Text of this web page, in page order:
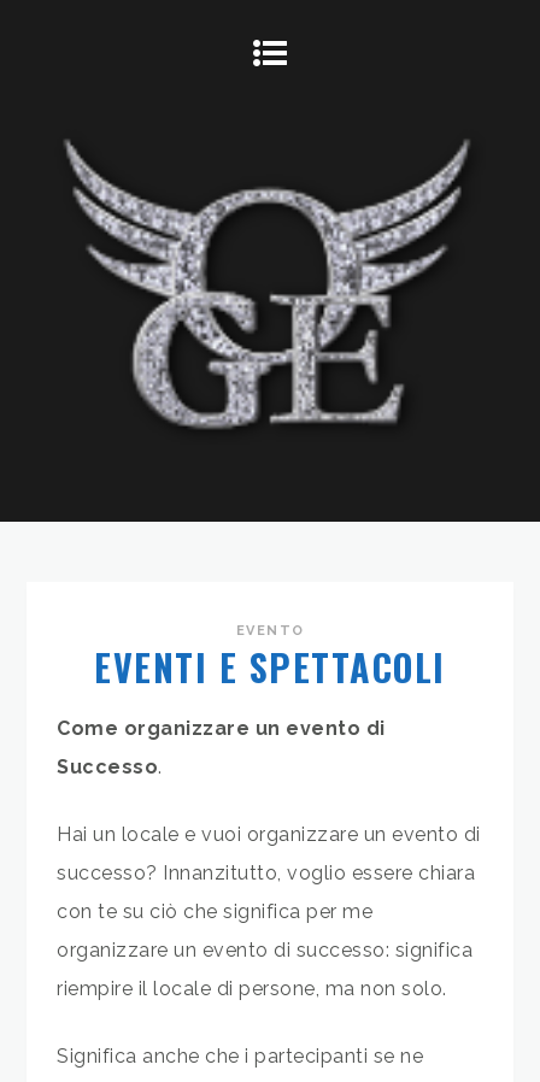
EVENTO
EVENTI E SPETTACOLI
Come organizzare un evento di
Successo.
Hai un locale e vuoi organizzare un evento di
successo? Innanzitutto, voglio essere chiara
con te su ciò che significa per me
organizzare un evento di successo: significa
riempire il locale di persone, ma non solo.
Significa anche che i partecipanti se ne